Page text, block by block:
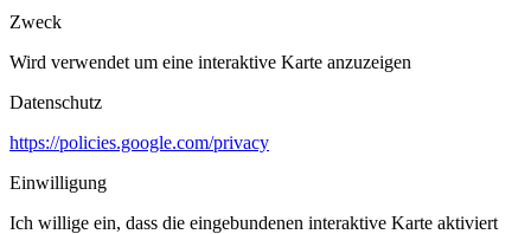
Zweck
Wird verwendet um eine interaktive Karte anzuzeigen
Datenschutz
https://policies.google.com/privacy
Einwilligung
Ich willige ein, dass die eingebundenen interaktive Karte aktiviert